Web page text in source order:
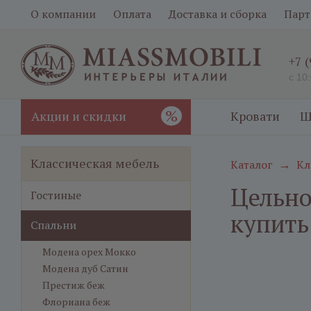
О компании Оплата Доставка и сборка
+7
с
Акции и скидки % Кровати
Каталог →
Классическая мебель
Гостиные
Спальни
Модена орех Мокко
Модена дуб Сатин
Престиж беж
Флориана беж